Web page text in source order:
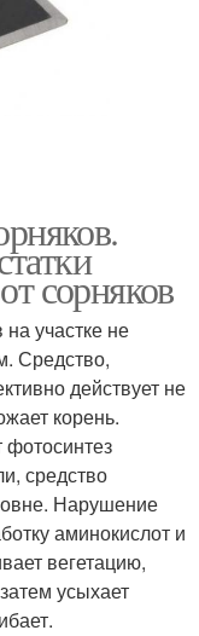
сорняков
участке не
Средство,
действует не
корень.
фотосинтез
средство
Нарушение
аминокислот и
вегетацию,
усыхает